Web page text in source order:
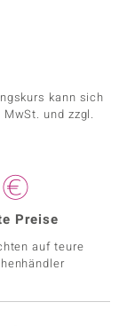
kann sich
und zzgl.
Preise
auf teure